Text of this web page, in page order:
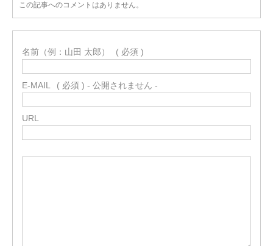
この記事へのコメントはありません。
名前（例：山田 太郎） ( 必須 )
E-MAIL ( 必須 ) - 公開されません -
URL